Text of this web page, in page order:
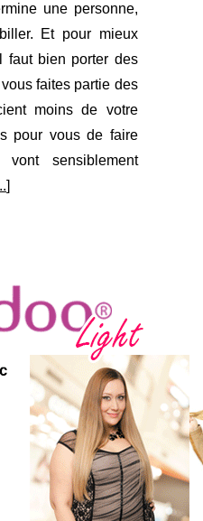
une personne,
Et pour mieux
faut bien porter des
faites partie des
moins de votre
pour vous de faire
sensiblement
]